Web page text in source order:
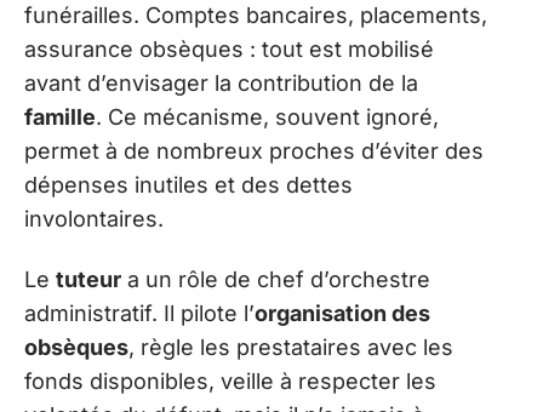
funérailles. Comptes bancaires, placements,
assurance obsèques : tout est mobilisé
avant d’envisager la contribution de la
famille. Ce mécanisme, souvent ignoré,
permet à de nombreux proches d’éviter des
dépenses inutiles et des dettes
involontaires.
Le tuteur a un rôle de chef d’orchestre
administratif. Il pilote l’organisation des
obsèques, règle les prestataires avec les
fonds disponibles, veille à respecter les